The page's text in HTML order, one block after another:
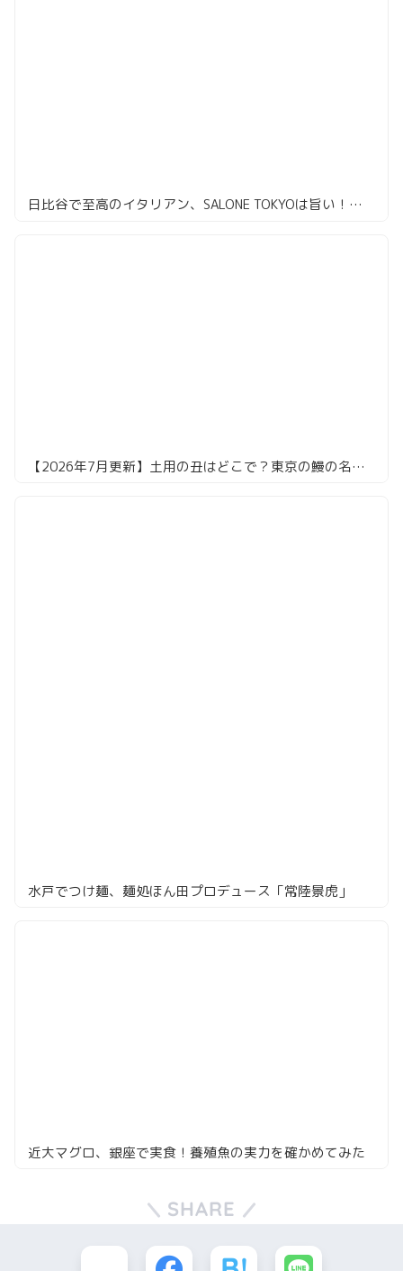
日比谷で至高のイタリアン、SALONE TOKYOは旨い！（断言）
【2026年7月更新】土用の丑はどこで？東京の鰻の名店16選。共水・天然・江戸前まで食べ倒してきました！
水戸でつけ麺、麺処ほん田プロデュース「常陸景虎」
近大マグロ、銀座で実食！養殖魚の実力を確かめてみた
SHARE